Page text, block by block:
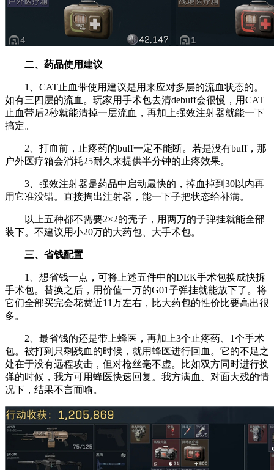
二、药品使用建议
1、CAT止血带使用建议是用来应对多层的流血状态的。
如有三四层的流血。玩家用手术包去清debuff会很慢，用CAT
止血带后2秒就能清掉一层流血，再加上强效注射器就能一下
搞定。
2、打血前，止疼药的buff一定不能断。若是没有buff，那
户外医疗箱会消耗25耐久来提供半分钟的止疼效果。
3、强效注射器是药品中启动最快的，掉血掉到30以内再
用它准没错。直接掏出注射器，能一下子把状态给补满。
以上五种都不需要2×2的壳子，用两万的子弹挂就能全部
装下。不建议用小20万的大药包、大手术包。
三、省钱配置
1、想省钱一点，可将上述五件中的DEK手术包换成快拆
手术包。替换之后，用价值一万的G01子弹挂就能放下了。将
它们全部买完会花费近11万左右，比大药包的性价比要高出很
多。
2、最省钱的还是带上蜂医，再加上3个止疼药、1个手术
包。被打到只剩残血的时候，就用蜂医进行回血。它的不足之
处在于没有远程攻击，但对枪丝毫不虚。比如双方同时进行换
弹的时候，我方可用蜂医快速回复。我方满血、对面大残的情
况下，结果不言而喻。